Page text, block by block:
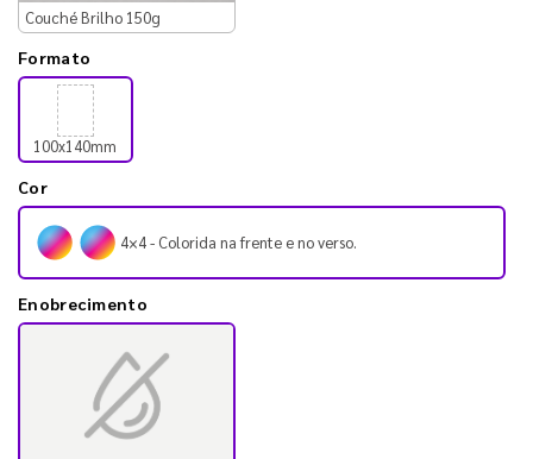
Couché Brilho 150g
Formato
100x140mm
Cor
4×4 - Colorida na frente e no verso.
Enobrecimento